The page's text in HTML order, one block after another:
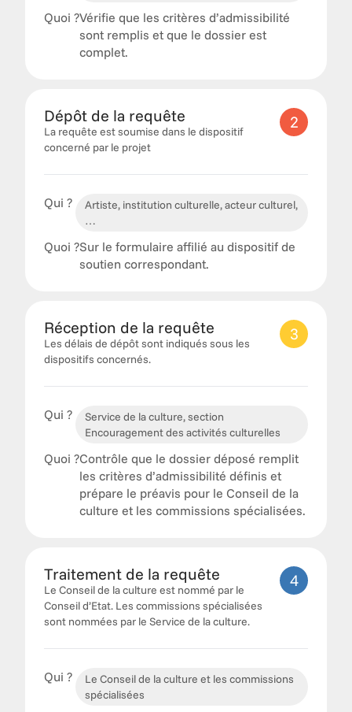
Quoi ?Vérifie que les critères d’admissibilité
sont remplis et que le dossier est
complet.
Dépôt de la requête
La requête est soumise dans le dispositif
concerné par le projet
2
Qui ?
Artiste, institution culturelle, acteur culturel,
…
Quoi ?Sur le formulaire affilié au dispositif de
soutien correspondant.
Réception de la requête
Les délais de dépôt sont indiqués sous les
dispositifs concernés.
3
Qui ?
Service de la culture, section
Encouragement des activités culturelles
Quoi ?Contrôle que le dossier déposé remplit
les critères d’admissibilité définis et
prépare le préavis pour le Conseil de la
Traitement de la requête
Le Conseil de la culture est nommé par le
Conseil d’Etat. Les commissions spécialisées
sont nommées par le Service de la culture.
4
Qui ?
Le Conseil de la culture et les commissions
spécialisées